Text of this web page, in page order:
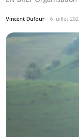
Vincent Dufour 6 juillet